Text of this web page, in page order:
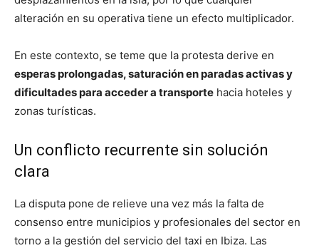
alteración en su operativa tiene un efecto multiplicador.
En este contexto, se teme que la protesta derive en
esperas prolongadas, saturación en paradas activas y
dificultades para acceder a transporte hacia hoteles y
zonas turísticas.
Un conflicto recurrente sin solución
clara
La disputa pone de relieve una vez más la falta de
consenso entre municipios y profesionales del sector en
torno a la gestión del servicio del taxi en Ibiza. Las